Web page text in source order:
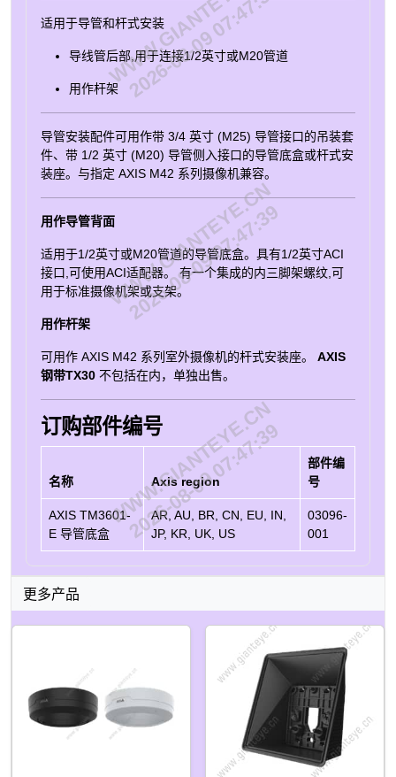
适用于导管和杆式安装
导线管后部,用于连接1/2英寸或M20管道
用作杆架
导管安装配件可用作带 3/4 英寸 (M25) 导管接口的吊装套
件、带 1/2 英寸 (M20) 导管侧入接口的导管底盒或杆式安
装座。与指定 AXIS M42 系列摄像机兼容。
用作导管背面
适用于1/2英寸或M20管道的导管底盒。具有1/2英寸ACI
接口,可使用ACI适配器。 有一个集成的内三脚架螺纹,可
用于标准摄像机架或支架。
用作杆架
可用作 AXIS M42 系列室外摄像机的杆式安装座。 AXIS
钢带TX30 不包括在内，单独出售。
订购部件编号
名称 Axis region
部件编
号
AXIS TM3601-
E 导管底盒
AR, AU, BR, CN, EU, IN,
JP, KR, UK, US
03096-
001
更多产品
2026-08-09 07:47:39
WWW.GIANTEYE.CN
2026-08-09 07:47:39
WWW.GIANTEYE.CN
2026-08-09 07:47:39